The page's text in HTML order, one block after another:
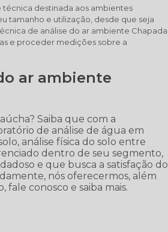
destinada aos ambientes
tamanho e utilização, desde que seja
de análise do ar ambiente Chapada
e proceder medições sobre a
ar ambiente
Saiba que com a
de análise de água em
análise física do solo entre
dentro de seu segmento,
e que busca a satisfação do
nós oferecermos, além
fale conosco e saiba mais.